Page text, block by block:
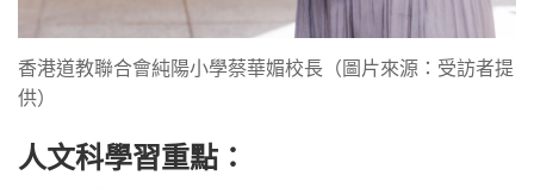
香港道教聯合會純陽小學蔡華媚校長（圖片來源：受訪者提
供）
人文科學習重點：